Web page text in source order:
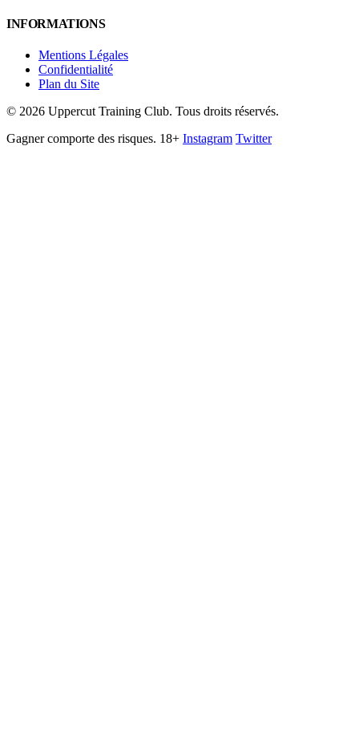
INFORMATIONS
Mentions Légales
Confidentialité
Plan du Site
© 2026 Uppercut Training Club. Tous droits réservés.
Gagner comporte des risques. 18+ Instagram Twitter